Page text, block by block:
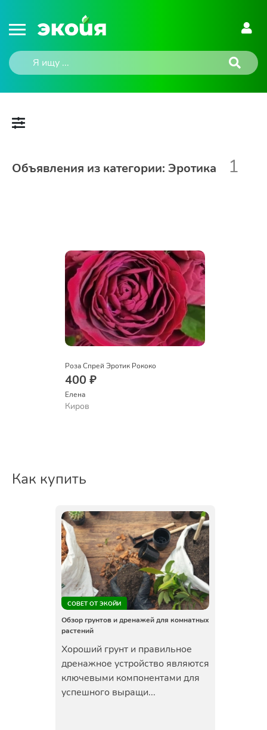
Объявления из категории: Эротика 1
Роза Спрей Эротик Рококо
400 ₽
Елена
Киров
Как купить
СОВЕТ ОТ ЭКОЙИ
Обзор грунтов и дренажей для комнатных
растений
Хороший грунт и правильное
дренажное устройство являются
ключевыми компонентами для
успешного выращи...